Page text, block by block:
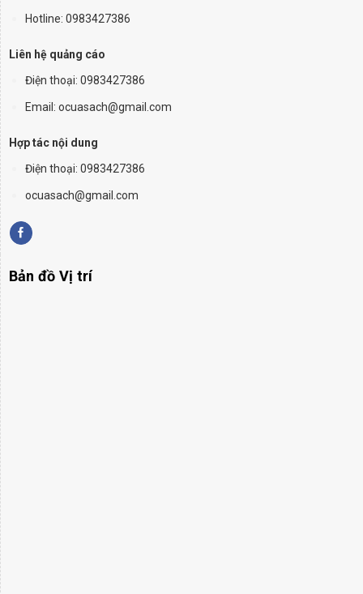
Hotline: 0983427386
Liên hệ quảng cáo
Điện thoại: 0983427386
Email: ocuasach@gmail.com
Hợp tác nội dung
Điện thoại: 0983427386
ocuasach@gmail.com
Bản đồ Vị trí